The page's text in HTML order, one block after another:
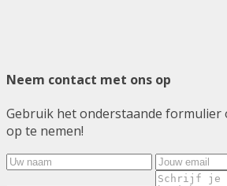
Neem contact met ons op
Gebruik het onderstaande formulier
op te nemen!